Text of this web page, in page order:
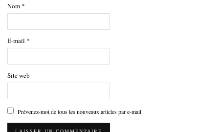
Nom *
E-mail *
Site web
Prévenez-moi de tous les nouveaux articles par e-mail.